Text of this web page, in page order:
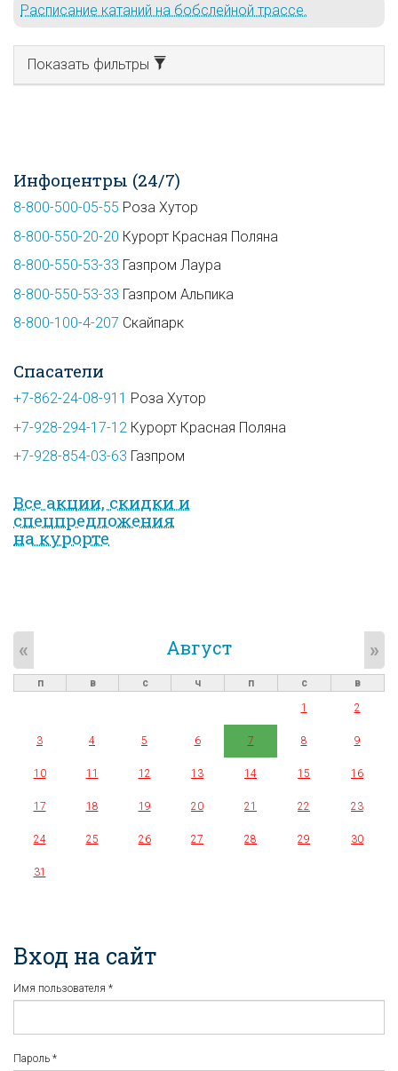
Расписание катаний на бобслейной трассе.
Показать фильтры
Инфоцентры (24/7)
8-800-500-05-55 Роза Хутор
8-800-550-20-20 Курорт Красная Поляна
8-800-550-53-33 Газпром Лаура
8-800-550-53-33 Газпром Альпика
8-800-100-4-207 Скайпарк
Спасатели
+7-862-24-08-911 Роза Хутор
+7-928-294-17-12 Курорт Красная Поляна
+7-928-854-03-63 Газпром
Все акции, скидки и
спец­предложе­ния
на курорте
Август
« »
п в с ч п с
в
1
2
3 4 5 6 7 8 9
10 11 12 13 14 15 16
17 18 19 20 21 22 23
24 25 26 27 28 29 30
31
Вход на сайт
Имя пользователя *
Пароль *